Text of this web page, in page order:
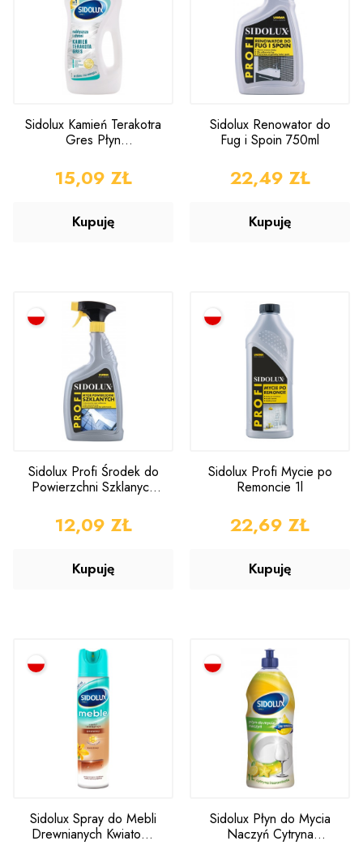
Sidolux Kamień Terakotra
Gres Płyn
CENA
15,09 ZŁ
Kupuję
Sidolux Renowator do
Fug i Spoin 750ml
CENA
22,49 ZŁ
Kupuję
Sidolux Profi Środek do
Powierzchni Szklanych
CENA
12,09 ZŁ
Kupuję
Sidolux Profi Mycie po
Remoncie 1l
CENA
22,69 ZŁ
Kupuję
Sidolux Spray do Mebli
Drewnianych Kwiatowy
Sidolux Płyn do Mycia
Naczyń Cytryna